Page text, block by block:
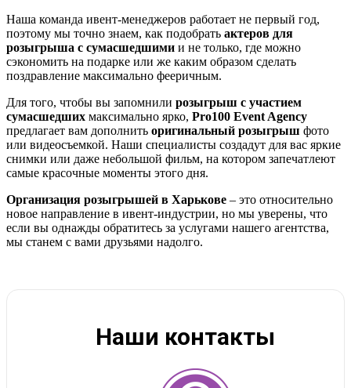
Наша команда ивент-менеджеров работает не первый год,
поэтому мы точно знаем, как подобрать актеров для
розыгрыша с сумасшедшими и не только, где можно
сэкономить на подарке или же каким образом сделать
поздравление максимально фееричным.
Для того, чтобы вы запомнили розыгрыш с участием
сумасшедших максимально ярко, Pro100 Event Agency
предлагает вам дополнить оригинальный розыгрыш фото
или видеосъемкой. Наши специалисты создадут для вас яркие
снимки или даже небольшой фильм, на котором запечатлеют
самые красочные моменты этого дня.
Организация розыгрышей в Харькове – это относительно
новое направление в ивент-индустрии, но мы уверены, что
если вы однажды обратитесь за услугами нашего агентства,
мы станем с вами друзьями надолго.
Наши контакты